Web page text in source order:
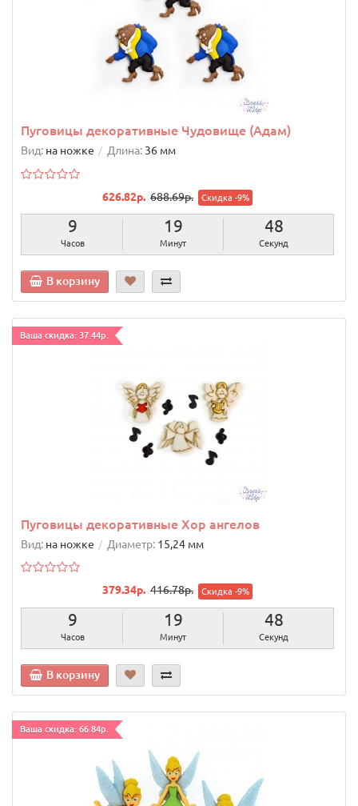
Пуговицы декоративные Чудовище (Адам)
Вид: на ножке Длина: 36 мм
626.82р. 688.69р. Скидка -9%
9
Часов
19
Минут
47
Секунд
В корзину
Ваша скидка: 37.44р.
Пуговицы декоративные Хор ангелов
Вид: на ножке Диаметр: 15,24 мм
379.34р. 416.78р. Скидка -9%
9
Часов
19
Минут
47
Секунд
В корзину
Ваша скидка: 66.84р.